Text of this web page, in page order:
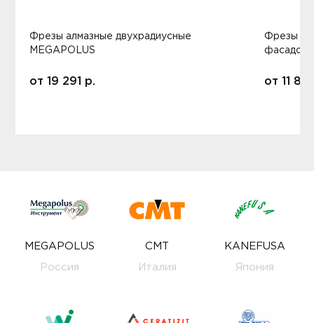
Фрезы алмазные двухрадиусные
MEGAPOLUS
от 19 291 р.
Фрезы
фасадов
от 11
MEGAPOLUS
Россия
CMT
Италия
KANEFUSA
Япония